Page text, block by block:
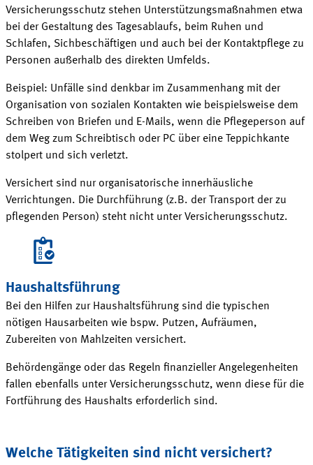
Versicherungsschutz stehen Unterstützungsmaßnahmen etwa
bei der Gestaltung des Tagesablaufs, beim Ruhen und
Schlafen, Sichbeschäftigen und auch bei der Kontaktpflege zu
Personen außerhalb des direkten Umfelds.
Beispiel: Unfälle sind denkbar im Zusammenhang mit der
Organisation von sozialen Kontakten wie beispielsweise dem
Schreiben von Briefen und E-Mails, wenn die Pflegeperson auf
dem Weg zum Schreibtisch oder PC über eine Teppichkante
stolpert und sich verletzt.
Versichert sind nur organisatorische innerhäusliche
Verrichtungen. Die Durchführung (z.B. der Transport der zu
pflegenden Person) steht nicht unterVersicherungsschutz.
Haushaltsführung
Bei den Hilfen zur Haushaltsführung sind die typischen
nötigen Hausarbeiten wie bspw. Putzen, Aufräumen,
Zubereiten von Mahlzeiten versichert.
Behördengänge oder das Regeln finanzieller Angelegenheiten
fallen ebenfalls unter Versicherungsschutz, wenn diese für die
Fortführung des Haushalts erforderlich sind.
Welche Tätigkeiten sind nicht versichert?